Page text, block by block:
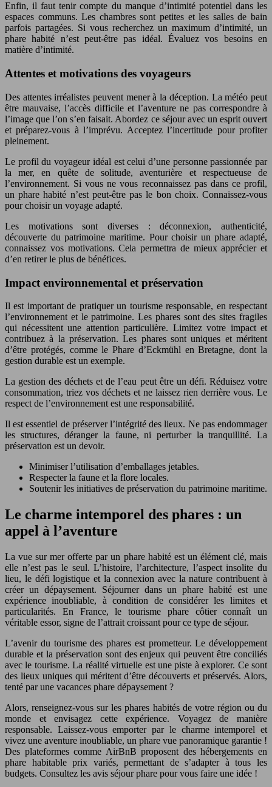
Enfin, il faut tenir compte du manque d’intimité potentiel dans les
espaces communs. Les chambres sont petites et les salles de bain
parfois partagées. Si vous recherchez un maximum d’intimité, un
phare habité n’est peut-être pas idéal. Évaluez vos besoins en
matière d’intimité.
Attentes et motivations des voyageurs
Des attentes irréalistes peuvent mener à la déception. La météo peut
être mauvaise, l’accès difficile et l’aventure ne pas correspondre à
l’image que l’on s’en faisait. Abordez ce séjour avec un esprit ouvert
et préparez-vous à l’imprévu. Acceptez l’incertitude pour profiter
pleinement.
Le profil du voyageur idéal est celui d’une personne passionnée par
la mer, en quête de solitude, aventurière et respectueuse de
l’environnement. Si vous ne vous reconnaissez pas dans ce profil,
un phare habité n’est peut-être pas le bon choix. Connaissez-vous
pour choisir un voyage adapté.
Les motivations sont diverses : déconnexion, authenticité,
découverte du patrimoine maritime. Pour choisir un phare adapté,
connaissez vos motivations. Cela permettra de mieux apprécier et
d’en retirer le plus de bénéfices.
Impact environnemental et préservation
Il est important de pratiquer un tourisme responsable, en respectant
l’environnement et le patrimoine. Les phares sont des sites fragiles
qui nécessitent une attention particulière. Limitez votre impact et
contribuez à la préservation. Les phares sont uniques et méritent
d’être protégés, comme le Phare d’Eckmühl en Bretagne, dont la
gestion durable est un exemple.
La gestion des déchets et de l’eau peut être un défi. Réduisez votre
consommation, triez vos déchets et ne laissez rien derrière vous. Le
respect de l’environnement est une responsabilité.
Il est essentiel de préserver l’intégrité des lieux. Ne pas endommager
les structures, déranger la faune, ni perturber la tranquillité. La
préservation est un devoir.
Minimiser l’utilisation d’emballages jetables.
Respecter la faune et la flore locales.
Soutenir les initiatives de préservation du patrimoine maritime.
Le charme intemporel des phares : un
appel à l’aventure
La vue sur mer offerte par un phare habité est un élément clé, mais
elle n’est pas le seul. L’histoire, l’architecture, l’aspect insolite du
lieu, le défi logistique et la connexion avec la nature contribuent à
créer un dépaysement. Séjourner dans un phare habité est une
expérience inoubliable, à condition de considérer les limites et
particularités. En France, le tourisme phare côtier connaît un
véritable essor, signe de l’attrait croissant pour ce type de séjour.
L’avenir du tourisme des phares est prometteur. Le développement
durable et la préservation sont des enjeux qui peuvent être conciliés
avec le tourisme. La réalité virtuelle est une piste à explorer. Ce sont
des lieux uniques qui méritent d’être découverts et préservés. Alors,
tenté par une vacances phare dépaysement ?
Alors, renseignez-vous sur les phares habités de votre région ou du
monde et envisagez cette expérience. Voyagez de manière
responsable. Laissez-vous emporter par le charme intemporel et
vivez une aventure inoubliable, un phare vue panoramique garantie !
Des plateformes comme AirBnB proposent des hébergements en
phare habitable prix variés, permettant de s’adapter à tous les
budgets. Consultez les avis séjour phare pour vous faire une idée !